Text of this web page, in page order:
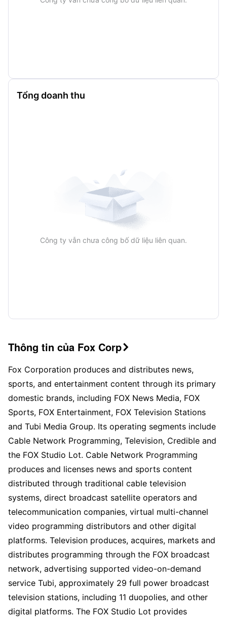
Tổng doanh thu
Công ty vẫn chưa công bố dữ liệu liên quan.
Thông tin của Fox Corp
Fox Corporation produces and distributes news,
sports, and entertainment content through its primary
domestic brands, including FOX News Media, FOX
Sports, FOX Entertainment, FOX Television Stations
and Tubi Media Group. Its operating segments include
Cable Network Programming, Television, Credible and
the FOX Studio Lot. Cable Network Programming
produces and licenses news and sports content
distributed through traditional cable television
systems, direct broadcast satellite operators and
telecommunication companies, virtual multi-channel
video programming distributors and other digital
platforms. Television produces, acquires, markets and
distributes programming through the FOX broadcast
network, advertising supported video-on-demand
service Tubi, approximately 29 full power broadcast
television stations, including 11 duopolies, and other
digital platforms. The FOX Studio Lot provides